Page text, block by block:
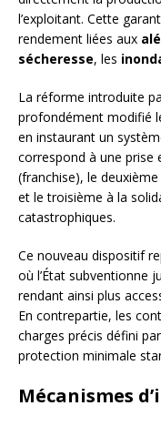
l’exploitant. Cette
rendement liées aux
sécheresse, les
La réforme introduite
profondément modifié
en instaurant un
correspond à une prise
(franchise), le
et le troisième à la
catastrophiques.
Ce nouveau dispositif
où l’État subventionne
rendant ainsi plus
En contrepartie, les
charges précis défini
protection minimale
Mécanismes